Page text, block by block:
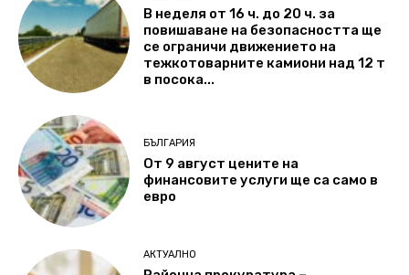
В неделя от 16 ч. до 20 ч. за
повишаване на безопасността ще
се ограничи движението на
тежкотоварните камиони над 12 т
в посока...
БЪЛГАРИЯ
От 9 август цените на
финансовите услуги ще са само в
евро
АКТУАЛНО